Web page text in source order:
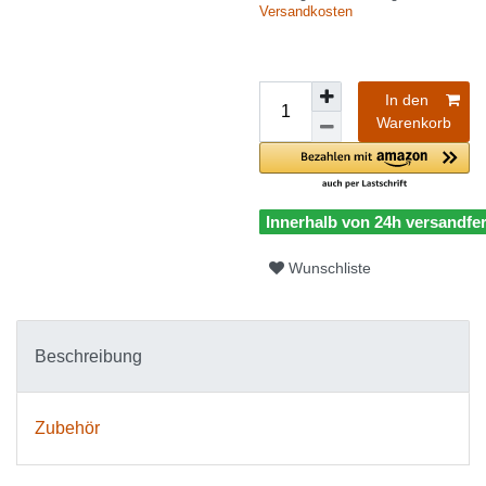
Versandkosten
In den
Warenkorb
Innerhalb von 24h
Wunschliste
Beschreibung
Zubehör